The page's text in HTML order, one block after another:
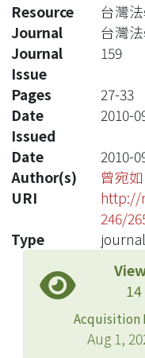
Resource
台灣
Journal
台灣
Journal
Issue
159
Pages
27-33
Date
Issued
2010-
Date
2010-
Author(s)
曾宛如
URI
http://
246/
Type
14
Acquisition
Aug 1,